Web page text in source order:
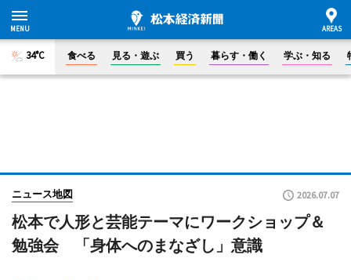
34°C 食べる 見る・遊ぶ 買う 暮らす・働く 学ぶ・知る
ニュース地図 2026.07.07
松本で人形と芸能テーマにワークショップ＆
勉強会 「身体へのまなざし」意識